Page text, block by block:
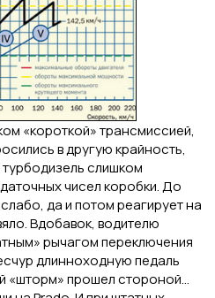
«короткой» трансмиссией,
в другую крайность,
слишком
чисел коробки. До
да и потом реагирует на
Вдобавок, водителю
рычагом переключения
длинноходную педаль
«шторм» прошел стороной...